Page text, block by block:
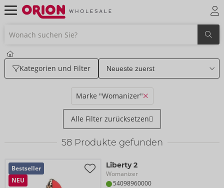
Kategorien und Filter
Marke "Womanizer"
Alle Filter zurücksetzen
58Produkte gefunden
Bestseller
NEU
Liberty 2
Womanizer
54098960000